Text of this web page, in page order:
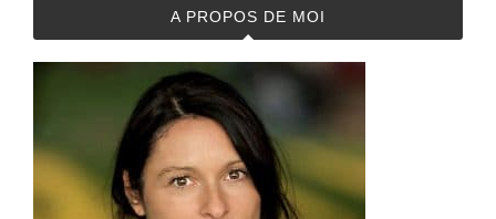
A PROPOS DE MOI